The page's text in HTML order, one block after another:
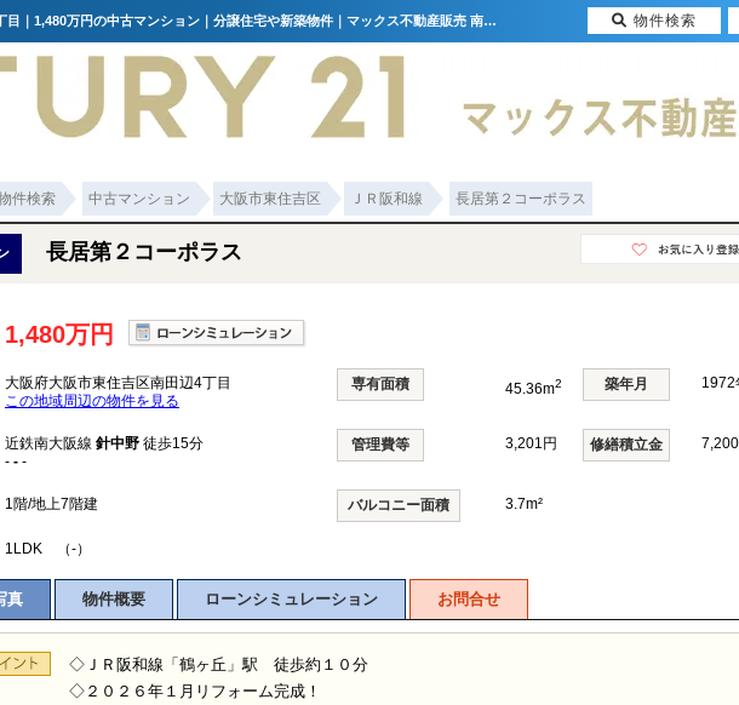
長居第２コーポラス 大阪府大阪市東住吉区南田辺4丁目｜1,480万円の中古マンション｜分譲住宅や新築物件｜マックス不動産販売 南巽店
件検索 中古マンション 大阪市東住吉区 ＪＲ阪和線 長居第２コーポラス
長居第２コーポラス
1,480万円
大阪府大阪市東住吉区南田辺4丁目
この地域周辺の物件を見る
専有面積 45.36m2 築年月 1972
近鉄南大阪線 針中野 徒歩15分
- - -
管理費等 3,201円 修繕積立金
1階/地上7階建 バルコニー面積 3.7m²
1LDK （-）
真 物件概要 ローンシミュレーション お問合せ
◇ＪＲ阪和線「鶴ヶ丘」駅 徒歩約１０分
◇２０２６年１月リフォーム完成！
物件検索